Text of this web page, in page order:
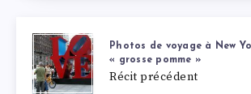
Photos de voyage à New
« grosse pomme »
Récit précédent